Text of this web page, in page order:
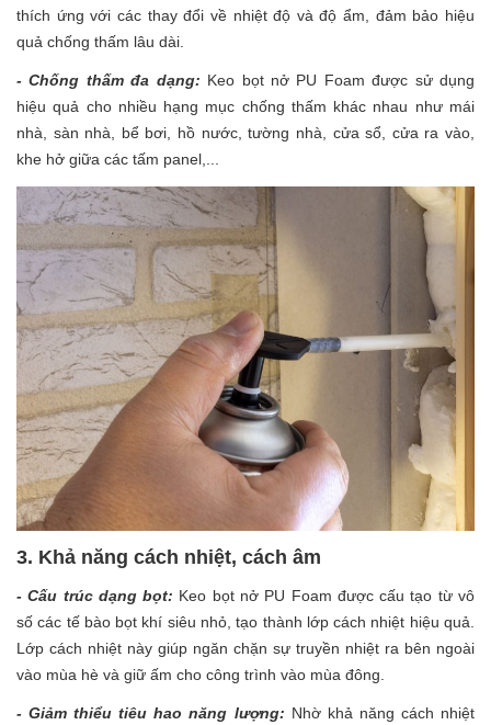
thích ứng với các thay đổi về nhiệt độ và độ ẩm, đảm bảo hiệu
quả chống thấm lâu dài.
- Chống thấm đa dạng: Keo bọt nở PU Foam được sử dụng
hiệu quả cho nhiều hạng mục chống thấm khác nhau như mái
nhà, sàn nhà, bể bơi, hồ nước, tường nhà, cửa sổ, cửa ra vào,
khe hở giữa các tấm panel,...
3. Khả năng cách nhiệt, cách âm
- Cấu trúc dạng bọt: Keo bọt nở PU Foam được cấu tạo từ vô
số các tế bào bọt khí siêu nhỏ, tạo thành lớp cách nhiệt hiệu quả.
Lớp cách nhiệt này giúp ngăn chặn sự truyền nhiệt ra bên ngoài
vào mùa hè và giữ ấm cho công trình vào mùa đông.
- Giảm thiểu tiêu hao năng lượng: Nhờ khả năng cách nhiệt